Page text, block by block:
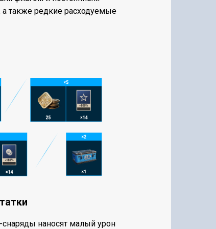
также редкие расходуемые
наносят малый урон